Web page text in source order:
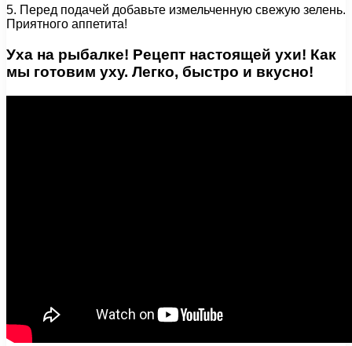
5. Перед подачей добавьте измельченную свежую зелень.
Приятного аппетита!
Уха на рыбалке! Рецепт настоящей ухи! Как
мы готовим уху. Легко, быстро и вкусно!